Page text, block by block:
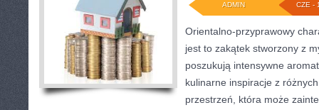
CZE -
ADMIN
Orientalno-przyprawowy
jest to zakątek stworzony z
poszukują intensywne
kulinarne inspiracje z
przestrzeń, która może